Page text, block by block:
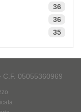
36
36
35
C.F. 05055360969